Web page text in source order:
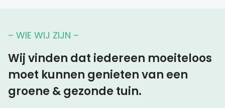
– WIE WIJ ZIJN –
Wij vinden dat iedereen moeiteloos
moet kunnen genieten van een
groene & gezonde tuin.